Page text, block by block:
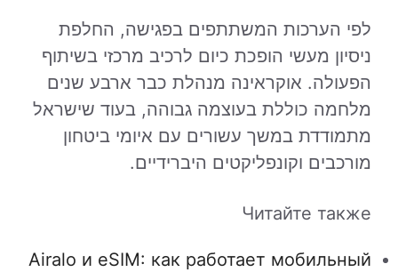
לפי הערכות המשתתפים בפגישה, החלפת
ניסיון מעשי הופכת כיום לרכיב מרכזי בשיתוף
הפעולה. אוקראינה מנהלת כבר ארבע שנים
מלחמה כוללת בעוצמה גבוהה, בעוד שישראל
מתמודדת במשך עשורים עם איומי ביטחון
מורכבים וקונפליקטים היברידיים.
Читайте также
Airalo и eSIM: как работает мобильный